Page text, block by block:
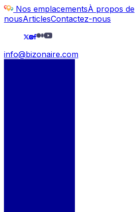
Nos emplacementsÀ propos de
nousArticlesContactez-nous
info@bizonaire.com